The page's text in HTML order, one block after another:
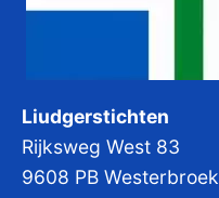
Liudgerstichten
Rijksweg West 83
9608 PB Westerbroek